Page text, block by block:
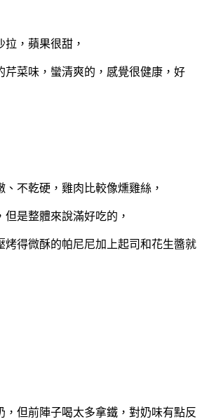
，蘋果很甜，
芹菜味，蠻清爽的，感覺很健康，好
不乾硬，雞肉比較像燻雞絲，
是整體來說滿好吃的，
烤得微酥的帕尼尼加上起司和花生醬就
，但前陣子喝太多拿鐵，對奶味有點反